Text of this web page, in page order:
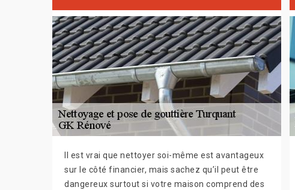
Il est vrai que nettoyer soi-même est avantageux
sur le côté financier, mais sachez qu’il peut être
dangereux surtout si votre maison comprend des